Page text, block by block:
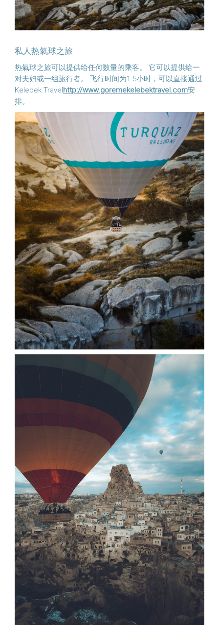
私人热氣球之旅
热氣球之旅可以提供给任何数量的乘客。 它可以提供给一
对夫妇或一组旅行者。 飞行时间为1.5小时，可以直接通过
Kelebek Travelhttp://www.goremekelebektravel.com安
排。